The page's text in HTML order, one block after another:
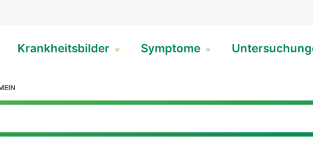
Krankheitsbilder Symptome